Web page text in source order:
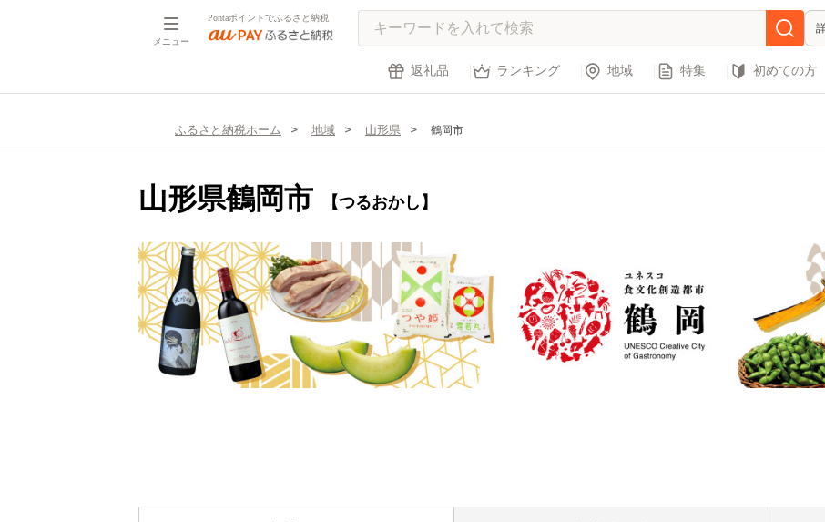
メニュー
Pontaポイントでふるさと納税
返礼品 ランキング 地域 特集 初めての方
ふるさと納税ホーム 地域 山形県 鶴岡市
山形県鶴岡市 【つるおかし】